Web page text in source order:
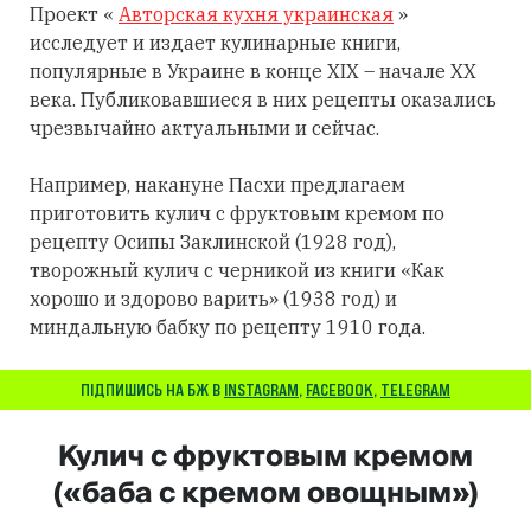
Проект « Авторская кухня украинская »
исследует и издает кулинарные книги,
популярные в Украине в конце XIX – начале XX
века. Публиковавшиеся в них рецепты оказались
чрезвычайно актуальными и сейчас.
Например, накануне Пасхи предлагаем
приготовить кулич с фруктовым кремом по
рецепту Осипы Заклинской (1928 год),
творожный кулич с черникой из книги «Как
хорошо и здорово варить» (1938 год) и
миндальную бабку по рецепту 1910 года.
ПІДПИШИСЬ НА БЖ В INSTAGRAM, FACEBOOK, TELEGRAM
Кулич с фруктовым кремом
(«баба с кремом овощным»)